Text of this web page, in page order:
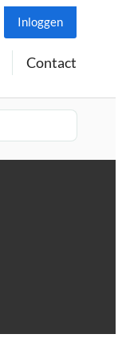
Inloggen
Contact